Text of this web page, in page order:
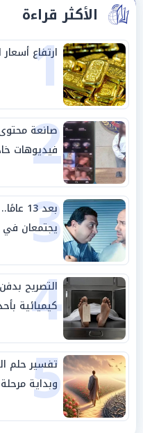
الأكثر قراءة
1
ارتفاع
2
صانعة
فيديوهات
3 بعد
يجتمعان
4
التصريح
كيميائية
5
تفسير حلم
وبداية